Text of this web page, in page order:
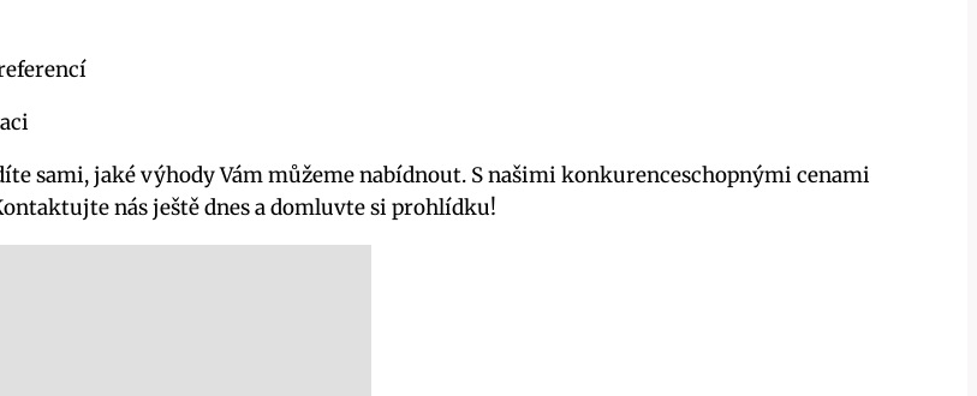
sami, jaké výhody Vám můžeme nabídnout. S našimi konkurenceschopnými cenami
nás ještě dnes a domluvte si prohlídku!